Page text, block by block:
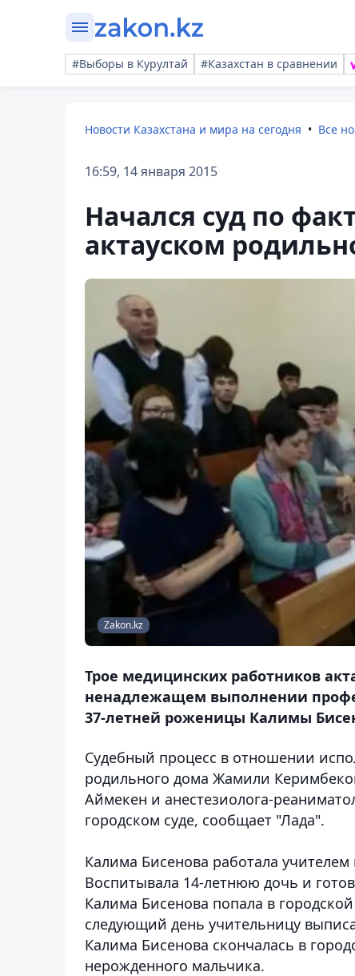
#Выборы в Курултай #Казахстан в сравнении
Новости Казахстана и мира на сегодня Все
16:59, 14 января 2015
Начался суд по
актауском
Zakon.kz
Трое медицинских работников
ненадлежащем выполнении
37-летней роженицы Калимы
Судебный процесс в отношении
родильного дома Жамили
Аймекен и анестезиолога-
городском суде, сообщает "Лада".
Калима Бисенова работала
Воспитывала 14-летнюю дочь и
Калима Бисенова попала в
следующий день учительницу
Калима Бисенова скончалась в
нерожденного мальчика.